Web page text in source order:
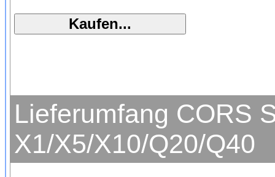
Lieferumfang CORS
X1/X5/X10/Q20/Q40